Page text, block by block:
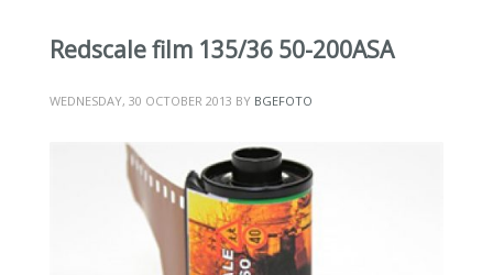
Redscale film 135/36 50-200ASA
WEDNESDAY, 30 OCTOBER 2013 BY BGEFOTO